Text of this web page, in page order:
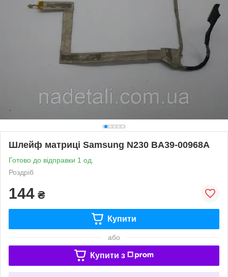
Шлейф матриці Samsung N230 BA39-00968A
Готово до відправки 1 од.
Роздріб
144 ₴
Купити
або
Купити з